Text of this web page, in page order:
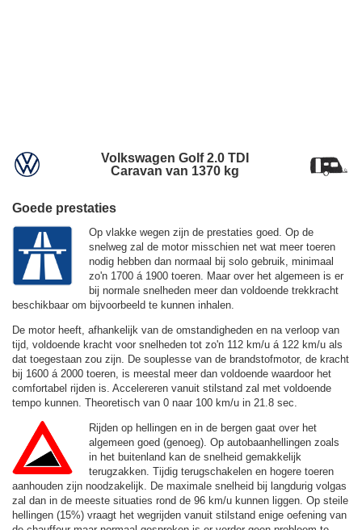
Volkswagen Golf 2.0 TDI
Caravan van 1370 kg
Goede prestaties
Op vlakke wegen zijn de prestaties goed. Op de
snelweg zal de motor misschien net wat meer toeren
nodig hebben dan normaal bij solo gebruik, minimaal
zo'n 1700 á 1900 toeren. Maar over het algemeen is er
bij normale snelheden meer dan voldoende trekkracht
beschikbaar om bijvoorbeeld te kunnen inhalen.
De motor heeft, afhankelijk van de omstandigheden en na verloop van
tijd, voldoende kracht voor snelheden tot zo'n 112 km/u á 122 km/u als
dat toegestaan zou zijn. De souplesse van de brandstofmotor, de kracht
bij 1600 á 2000 toeren, is meestal meer dan voldoende waardoor het
comfortabel rijden is. Accelereren vanuit stilstand zal met voldoende
tempo kunnen. Theoretisch van 0 naar 100 km/u in 21.8 sec.
Rijden op hellingen en in de bergen gaat over het
algemeen goed (genoeg). Op autobaanhellingen zoals
in het buitenland kan de snelheid gemakkelijk
terugzakken. Tijdig terugschakelen en hogere toeren
aanhouden zijn noodzakelijk. De maximale snelheid bij langdurig volgas
zal dan in de meeste situaties rond de 96 km/u kunnen liggen. Op steile
hellingen (15%) vraagt het wegrijden vanuit stilstand enige oefening van